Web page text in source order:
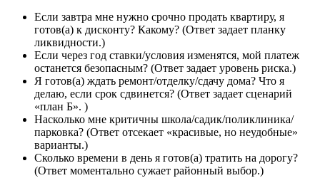
Если завтра мне нужно срочно продать квартиру, я
готов(а) к дисконту? Какому? (Ответ задает планку
ликвидности.)
Если через год ставки/условия изменятся, мой платеж
останется безопасным? (Ответ задает уровень риска.)
Я готов(а) ждать ремонт/отделку/сдачу дома? Что я
делаю, если срок сдвинется? (Ответ задает сценарий
«план Б». )
Насколько мне критичны школа/садик/поликлиника/
парковка? (Ответ отсекает «красивые, но неудобные»
варианты.)
Сколько времени в день я готов(а) тратить на дорогу?
(Ответ моментально сужает районный выбор.)